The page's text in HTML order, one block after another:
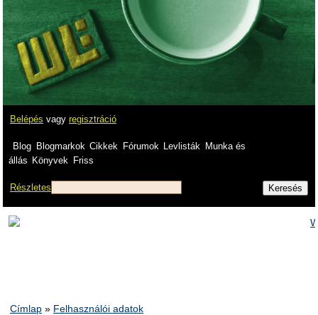
Belépés vagy regisztráció
Blog Blogmarkok Cikkek Fórumok Levlisták
Munka és
állás Könyvek Friss
Részletes
Címlap » Felhasználói adatok